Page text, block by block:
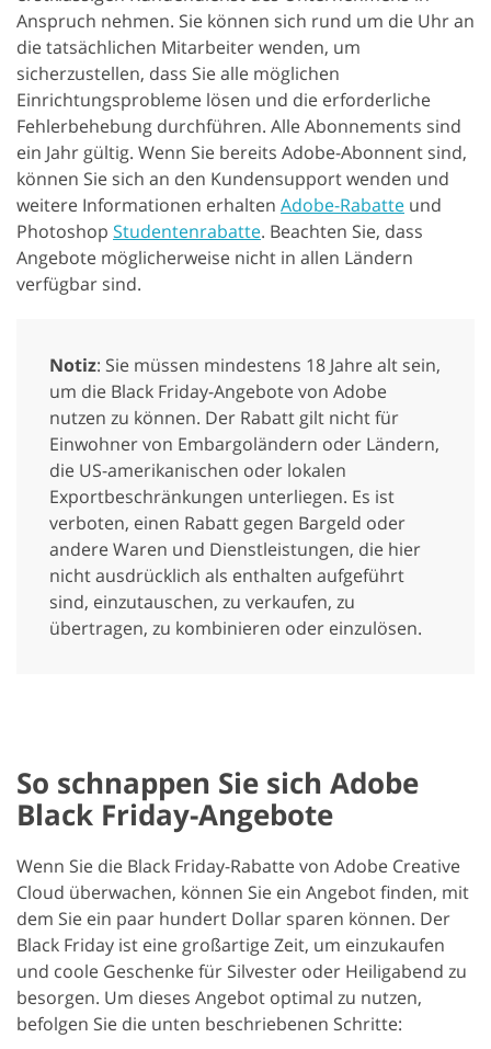
Anspruch nehmen. Sie können sich rund um die Uhr an
die tatsächlichen Mitarbeiter wenden, um
sicherzustellen, dass Sie alle möglichen
Einrichtungsprobleme lösen und die erforderliche
Fehlerbehebung durchführen. Alle Abonnements sind
ein Jahr gültig. Wenn Sie bereits Adobe-Abonnent sind,
können Sie sich an den Kundensupport wenden und
weitere Informationen erhalten Adobe-Rabatte und
Photoshop Studentenrabatte. Beachten Sie, dass
Angebote möglicherweise nicht in allen Ländern
verfügbar sind.
Notiz: Sie müssen mindestens 18 Jahre alt sein,
um die Black Friday-Angebote von Adobe
nutzen zu können. Der Rabatt gilt nicht für
Einwohner von Embargoländern oder Ländern,
die US-amerikanischen oder lokalen
Exportbeschränkungen unterliegen. Es ist
verboten, einen Rabatt gegen Bargeld oder
andere Waren und Dienstleistungen, die hier
nicht ausdrücklich als enthalten aufgeführt
sind, einzutauschen, zu verkaufen, zu
übertragen, zu kombinieren oder einzulösen.
So schnappen Sie sich Adobe
Black Friday-Angebote
Wenn Sie die Black Friday-Rabatte von Adobe Creative
Cloud überwachen, können Sie ein Angebot finden, mit
dem Sie ein paar hundert Dollar sparen können. Der
Black Friday ist eine großartige Zeit, um einzukaufen
und coole Geschenke für Silvester oder Heiligabend zu
besorgen. Um dieses Angebot optimal zu nutzen,
befolgen Sie die unten beschriebenen Schritte: